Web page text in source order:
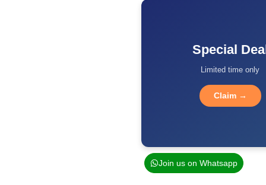
Special
Limited time only
Claim →
Join us on Whatsapp